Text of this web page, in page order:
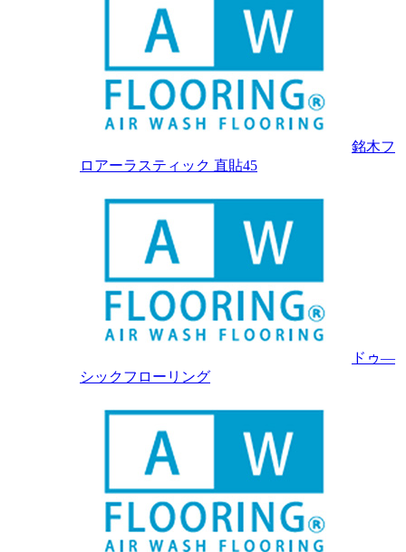
銘木フ
ロアーラスティック 直貼45
ドゥ―
シックフローリング